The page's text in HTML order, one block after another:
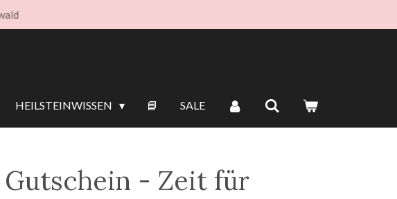
HEILSTEINWISSEN 📘 SALE
- Zeit für